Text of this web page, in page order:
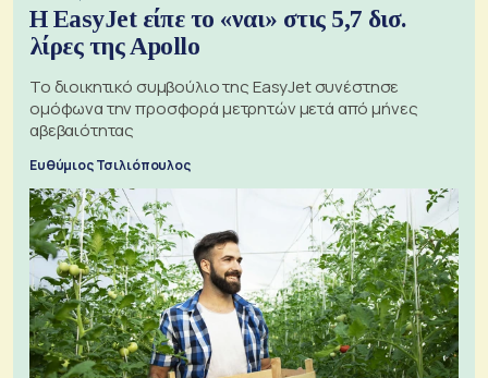
Η EasyJet είπε το «ναι» στις 5,7 δισ.
λίρες της Apollo
Το διοικητικό συμβούλιο της EasyJet συνέστησε
ομόφωνα την προσφορά μετρητών μετά από μήνες
αβεβαιότητας
Ευθύμιος Τσιλιόπουλος